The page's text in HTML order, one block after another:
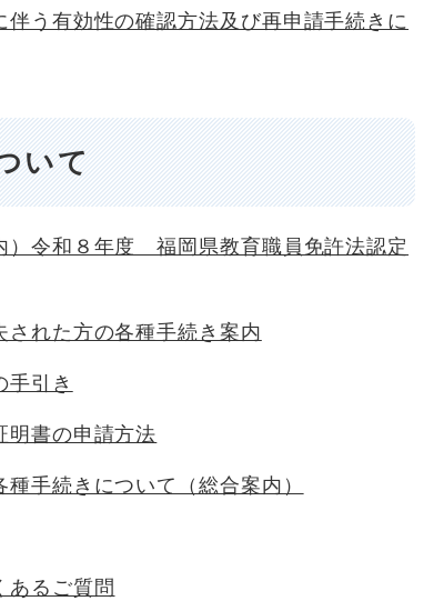
伴う有効性の確認方法及び再申請手続きに
いて
）令和８年度 福岡県教育職員免許法認定
された方の各種手続き案内
手引き
明書の申請方法
手続きについて（総合案内）
あるご質問